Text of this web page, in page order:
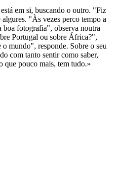
em si, buscando o outro. "Fiz
"Às vezes perco tempo a
boa fotografia", observa noutra
Portugal ou sobre África?",
mundo", responde. Sobre o seu
com tanto sentir como saber,
que pouco mais, tem tudo.»